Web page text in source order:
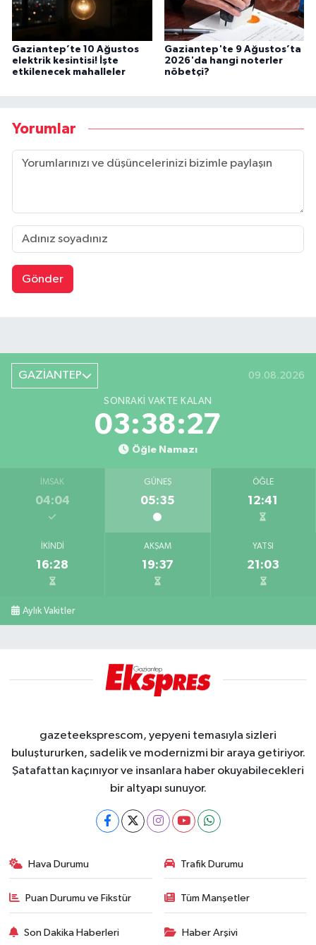
Gaziantep’te 10 Ağustos
elektrik kesintisi! İşte
etkilenecek mahalleler
Gaziantep'te 9 Ağustos’ta
2026'da hangi noterler
nöbetçi?
Yorumlar
Gönder
GAZİANTEP 09.08.2026
SONRAKI VAKTE KALAN
03:38:27
Öğle Namazı
İMSAK
04:04
GÜNEŞ
05:35
ÖĞLE
12:41
İKINDI
16:28
AKŞAM
19:37
YATSI
21:03
Aylık Vakitler
gazeteeksprescom, yepyeni temasıyla sizleri
buluştururken, sadelik ve modernizmi bir araya getiriyor.
Şatafattan kaçınıyor ve insanlara haber okuyabilecekleri
bir altyapı sunuyor.
Hava Durumu Trafik Durumu
Puan Durumu ve Fikstür Tüm Manşetler
Son Dakika Haberleri Haber Arşivi